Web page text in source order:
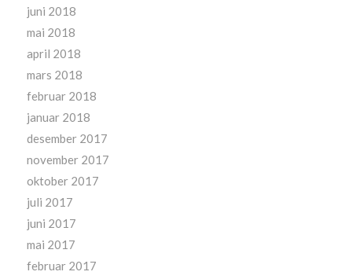
juni 2018
mai 2018
april 2018
mars 2018
februar 2018
januar 2018
desember 2017
november 2017
oktober 2017
juli 2017
juni 2017
mai 2017
februar 2017